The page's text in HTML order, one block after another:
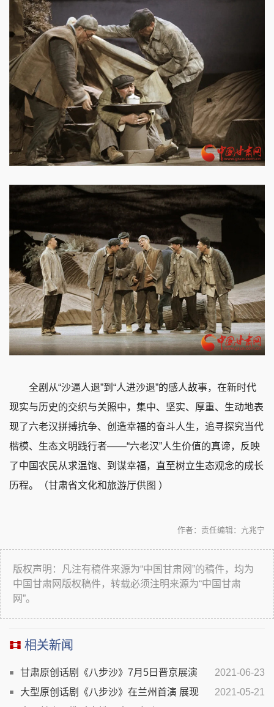
全剧从“沙逼人退”到“人进沙退”的感人故事，在新时代
现实与历史的交织与关照中，集中、坚实、厚重、生动地表
现了六老汉拼搏抗争、创造幸福的奋斗人生，追寻探究当代
楷模、生态文明践行者——“六老汉”人生价值的真谛，反映
了中国农民从求温饱、到谋幸福，直至树立生态观念的成长
历程。（甘肃省文化和旅游厅供图 ）
责任编辑：亢兆宁
作者：
版权声明：凡注有稿件来源为“中国甘肃网”的稿件，均为
中国甘肃网版权稿件，转载必须注明来源为“中国甘肃
网”。
相关新闻
2021-06-23
甘肃原创话剧《八步沙》7月5日晋京展演
2021-05-21
大型原创话剧《八步沙》在兰州首演 展现